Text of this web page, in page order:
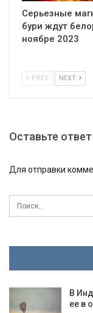
Серьезные
бури ждут
ноябре 2023
PREV NEXT
Оставьте ответ
Для отправки
В
ее в